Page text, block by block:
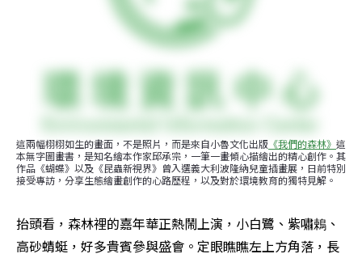
這兩幅栩栩如生的畫面，不是照片，而是來自小魯文化出版 《我們的森林》 這
本無字圖畫書，是知名繪本作家邱承宗，一筆一畫傾心描繪出的精心創作。其
作品《蝴蝶》以及《昆蟲新視界》曾入選義大利波隆納兒童插畫展，日前特別
接受專訪，分享生態繪畫創作的心路歷程，以及對於環境教育的獨特見解。
抬頭看，森林裡的嘉年華正熱鬧上演，小白鷺、紫嘯鵣、
高砂蜻蜓，好多貴賓參與盛會。定眼瞧瞧左上方角落，長